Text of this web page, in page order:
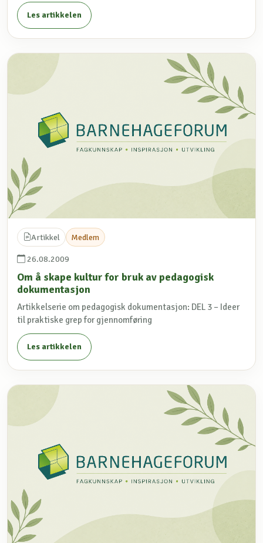
Les artikkelen
Artikkel Medlem
26.08.2009
Om å skape kultur for bruk av pedagogisk
dokumentasjon
Artikkelserie om pedagogisk dokumentasjon: DEL 3 – Ideer
til praktiske grep for gjennomføring
Les artikkelen